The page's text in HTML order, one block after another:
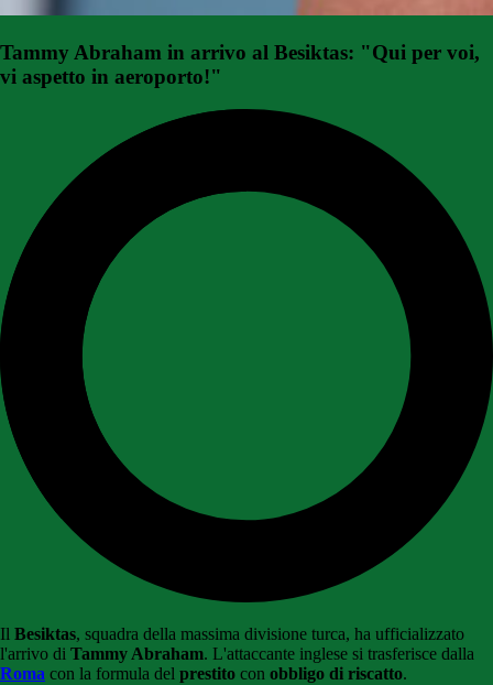
Tammy Abraham in arrivo al Besiktas: "Qui per voi,
vi aspetto in aeroporto!"
Il Besiktas, squadra della massima divisione turca, ha ufficializzato
l'arrivo di Tammy Abraham. L'attaccante inglese si trasferisce dalla
Roma con la formula del prestito con obbligo di riscatto.